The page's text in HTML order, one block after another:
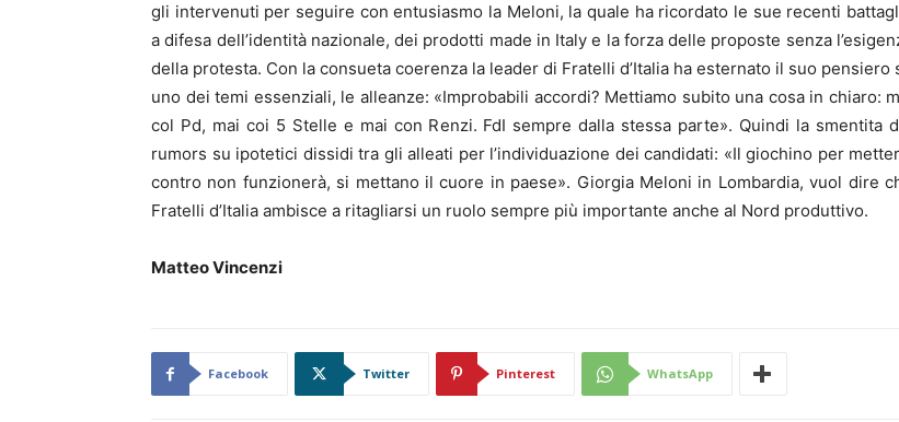
gli intervenuti per seguire con entusiasmo la Meloni, la quale ha ricordato le sue recenti
a difesa dell’identità nazionale, dei prodotti made in Italy e la forza delle proposte senza
della protesta. Con la consueta coerenza la leader di Fratelli d’Italia ha esternato il suo pensiero
uno dei temi essenziali, le alleanze: «Improbabili accordi? Mettiamo subito una cosa in chiaro:
col Pd, mai coi 5 Stelle e mai con Renzi. FdI sempre dalla stessa parte». Quindi la smentita
rumors su ipotetici dissidi tra gli alleati per l’individuazione dei candidati: «Il giochino per
contro non funzionerà, si mettano il cuore in paese». Giorgia Meloni in Lombardia, vuol dire
Fratelli d’Italia ambisce a ritagliarsi un ruolo sempre più importante anche al Nord produttivo.
Matteo Vincenzi
Facebook Twitter Pinterest WhatsApp